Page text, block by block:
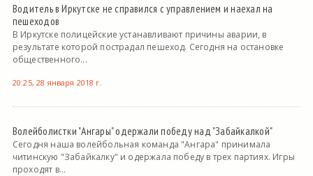
Водитель в Иркутске не справился с управлением и наехал на
пешеходов
В Иркутске полицейские устанавливают причины аварии, в
результате которой пострадал пешеход. Сегодня на остановке
общественного...
20:25, 28 января 2018 г.
Волейболистки "Ангары" одержали победу над "Забайкалкой"
Сегодня наша волейбольная команда "Ангара" принимала
читинскую "Забайкалку" и одержала победу в трех партиях. Игры
проходят в...